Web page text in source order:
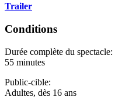
Trailer
Conditions
Durée complète du spectacle:
55 minutes
Public-cible:
Adultes, dès 16 ans